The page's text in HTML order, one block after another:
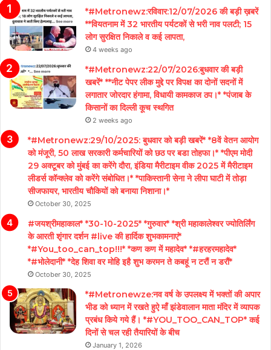
*#Metronewz:रविवार:12/07/2026 की बड़ी ख़बरें
**वियतनाम में 32 भारतीय पर्यटकों से भरी नाव पलटी; 15
लोग सुरक्षित निकाले व कई लापता,
4 weeks ago
*#Metronewz:22/07/2026:बुधवार की बड़ी
खबरें* **नीट पेपर लीक मुद्दे पर विपक्ष का दोनों सदनों में
लगातार जोरदार हंगामा, विधायी कामकाज ठप।* *पंजाब के
किसानों का दिल्ली कूच स्थगित
2 weeks ago
*#Metronewz:29/10/2025: बुधवार को बड़ी खबरें* *8वें वेतन आयोग
को मंजूरी, 50 लाख सरकारी कर्मचारियों को छठ पर बडा तोहफा।* *पीएम मोदी
29 अक्टूबर को मुंबई का करेंगे दौरा, इंडिया मैरीटाइम वीक 2025 में मैरीटाइम
लीडर्स कॉन्क्लेव को करेंगे संबोधित।* *पाकिस्तानी सेना ने लीपा घाटी में तोड़ा
सीजफायर, भारतीय चौकियों को बनाया निशाना।*
October 30, 2025
#जयश्रीमहाकाल* *30-10-2025* *गुरुवार* *श्री महाकालेश्वर ज्योतिर्लिंग
के आरती शृंगार दर्शन #live की हार्दिक शुभकामनाएं*
*#You_too_can_top!!!* *कण कण में महादेव* *#हरहरमहादेव*
*#भोलेदानी* *देह शिवा वर मोहि इहै शुभ करमन ते कबहूं न टरौं न डरौं*
October 30, 2025
*#Metronewze:नव वर्ष के उपलक्ष्य में भक्तों की अपार
भीड को ध्यान में रखते हुऐ माँ झंडेवालान माता मंदिर में व्यापक
प्रबंध किये गये हैं। *#YOU_TOO_CAN_TOP* कई
दिनों से चल रही तैयारियों के बीच
January 1, 2026